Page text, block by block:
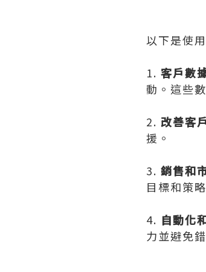
以下是使
1. 客戶數
動。這些
2. 改善客
援。
3. 銷售和
目標和策
4. 自動化
力並避免